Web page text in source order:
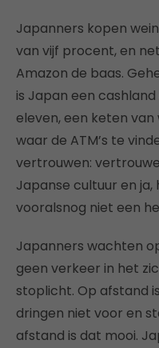
Japanners kopen
van vijf procent, en
Amazon de baas.
is Japan een
eleven, een keten
waar de ATM’s te
vertrouwen:
Japanse cultuur en
vooralsnog niet een
Japanners wachten
geen verkeer in het
stoplicht. Op afstand
dringen niet voor en
afstand is dat mooi.